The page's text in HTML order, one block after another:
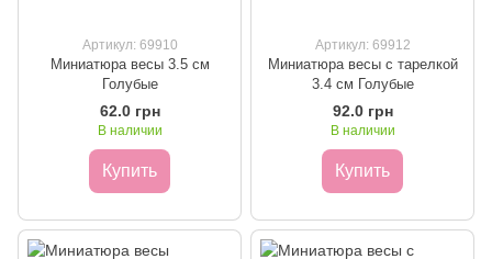
Артикул: 69910
Миниатюра весы 3.5 см
Голубые
62.0 грн
В наличии
Купить
Артикул: 69912
Миниатюра весы с тарелкой
3.4 см Голубые
92.0 грн
В наличии
Купить